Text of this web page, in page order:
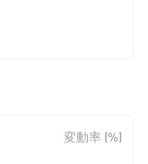
変動率 (%)